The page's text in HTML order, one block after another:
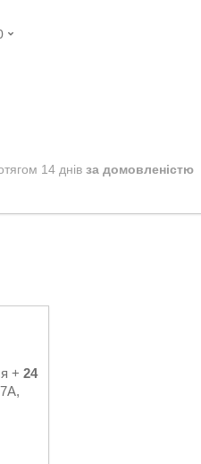
14 днів за домовленістю
+ 24